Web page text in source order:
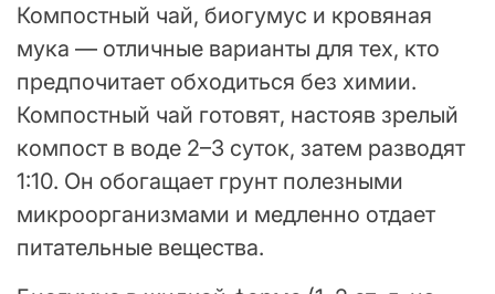
Компостный чай, биогумус и кровяная
мука — отличные варианты для тех, кто
предпочитает обходиться без химии.
Компостный чай готовят, настояв зрелый
компост в воде 2–3 суток, затем разводят
1:10. Он обогащает грунт полезными
микроорганизмами и медленно отдает
питательные вещества.